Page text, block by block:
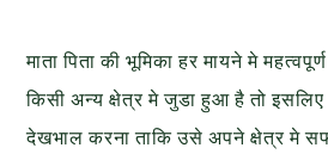
माता पिता की भूमिका हर मायने मे
किसी अन्य क्षेत्र मे जुडा हुआ है तो
देखभाल करना ताकि उसे अपने क्षेत्र मे